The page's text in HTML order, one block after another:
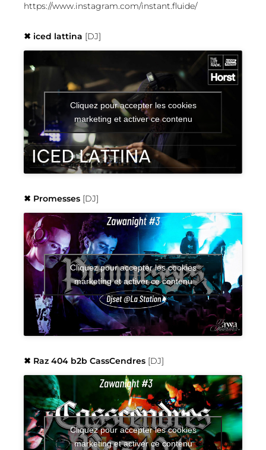
https://www.instagram.com/instant.fluide/
✖︎ iced lattina [DJ]
Cliquez pour accepter les cookies
marketing et activer ce contenu
✖︎ Promesses [DJ]
Cliquez pour accepter les cookies
marketing et activer ce contenu
✖︎ Raz 404 b2b CassCendres [DJ]
Cliquez pour accepter les cookies
marketing et activer ce contenu